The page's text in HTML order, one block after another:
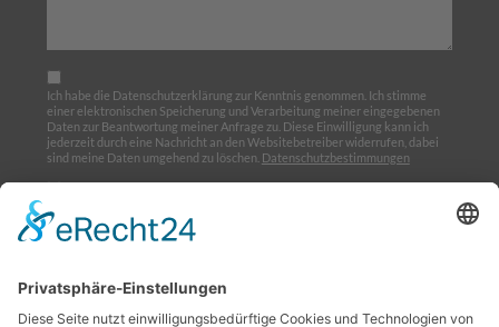
Ich habe die Datenschutzerklärung zur Kenntnis genommen. Ich stimme
einer elektronischen Speicherung und Verarbeitung meiner eingegebenen
Daten zur Beantwortung meiner Anfrage zu. Diese Einwilligung kann ich
jederzeit durch eine Nachricht an den Websitebetreiber widerrufen, dabei
sind meine Daten umgehend zu löschen. Datenschutzbestimmungen
Home